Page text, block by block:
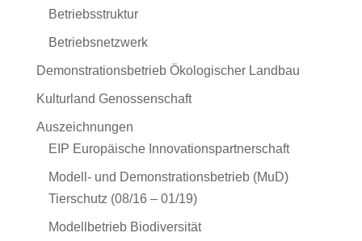
Betriebsstruktur
Betriebsnetzwerk
Demonstrationsbetrieb Ökologischer Landbau
Kulturland Genossenschaft
Auszeichnungen
EIP Europäische Innovationspartnerschaft
Modell- und Demonstrationsbetrieb (MuD)
Tierschutz (08/16 – 01/19)
Modellbetrieb Biodiversität